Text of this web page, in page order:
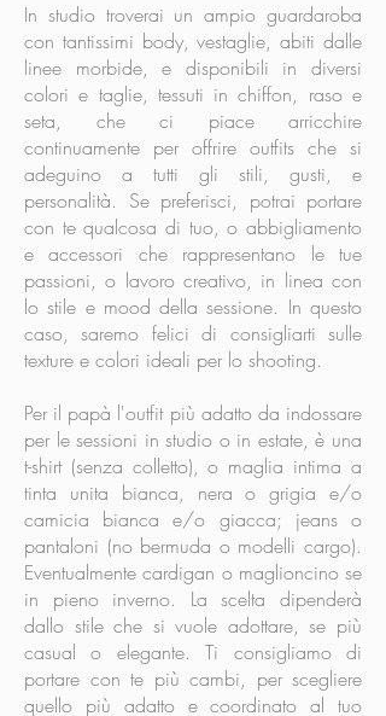
In studio troverai un ampio guardaroba
con tantissimi body, vestaglie, abiti dalle
linee morbide, e disponibili in diversi
colori e taglie, tessuti in chiffon, raso e
seta, che ci piace arricchire
continuamente per offrire outfits che si
adeguino a tutti gli stili, gusti, e
personalità. Se preferisci, potrai portare
con te qualcosa di tuo, o abbigliamento
e accessori che rappresentano le tue
passioni, o lavoro creativo, in linea con
lo stile e mood della sessione. In questo
caso, saremo felici di consigliarti sulle
texture e colori ideali per lo shooting.
Per il papà l'outfit più adatto da indossare
per le sessioni in studio o in estate, è una
t-shirt (senza colletto), o maglia intima a
tinta unita bianca, nera o grigia e/o
camicia bianca e/o giacca; jeans o
pantaloni (no bermuda o modelli cargo).
Eventualmente cardigan o maglioncino se
in pieno inverno. La scelta dipenderà
dallo stile che si vuole adottare, se più
casual o elegante. Ti consigliamo di
portare con te più cambi, per scegliere
quello più adatto e coordinato al tuo